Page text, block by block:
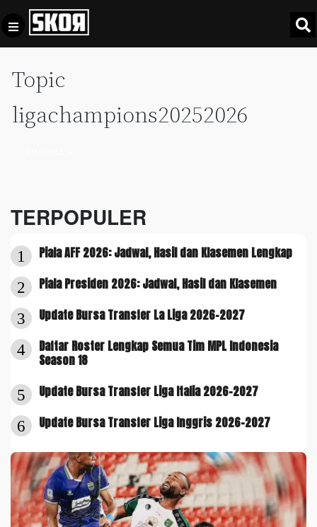
Topic
ligachampions20252026
TERPOPULER
1 Piala AFF 2026: Jadwal, Hasil dan Klasemen Lengkap
2 Piala Presiden 2026: Jadwal, Hasil dan Klasemen
3 Update Bursa Transfer La Liga 2026-2027
4
Daftar Roster Lengkap Semua Tim MPL Indonesia
Season 18
5 Update Bursa Transfer Liga Italia 2026-2027
6 Update Bursa Transfer Liga Inggris 2026-2027
Football
Culture
Timnas
SKOR
SPECIAL
Video
Privacy
Pedoman
Kami